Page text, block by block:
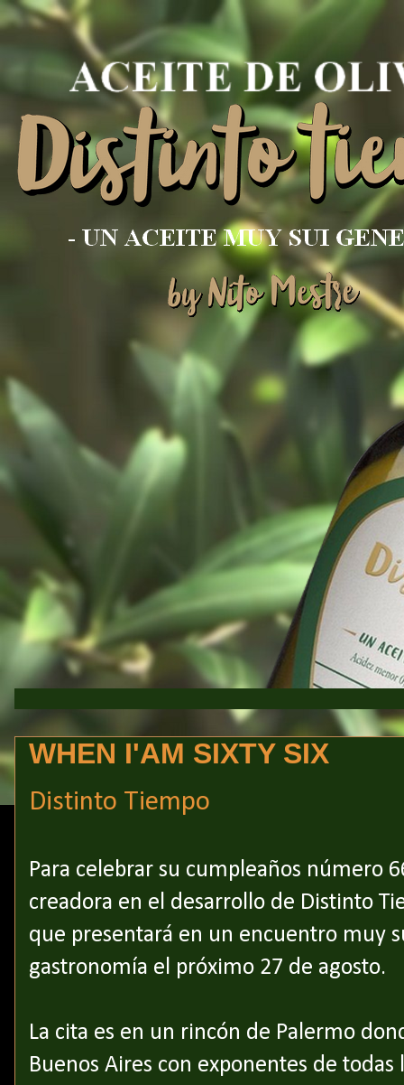
WHEN I'AM SIXTY SIX
Distinto Tiempo
Para celebrar su cumpleaños número
creadora en el desarrollo de Distinto
que presentará en un encuentro muy
gastronomía el próximo 27 de agosto.
La cita es en un rincón de Palermo
Buenos Aires con exponentes de todas